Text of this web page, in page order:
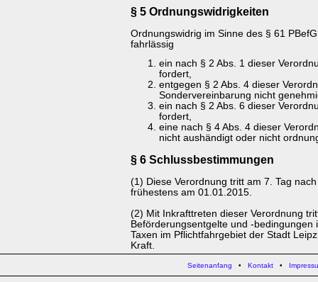
§ 5 Ordnungswidrigkeiten
Ordnungswidrig im Sinne des § 61
fahrlässig
ein nach § 2 Abs. 1 dieser
fordert,
entgegen § 2 Abs. 4 dieser
Sondervereinbarung nicht
ein nach § 2 Abs. 6 dieser
fordert,
eine nach § 4 Abs. 4 dieser
nicht aushändigt oder nicht
§ 6 Schlussbestimmungen
(1) Diese Verordnung tritt am 7. Tag
frühestens am 01.01.2015.
(2) Mit Inkrafttreten dieser Verordnung
Beförderungsentgelte und -bedingungen
Taxen im Pflichtfahrgebiet der Stadt
Kraft.
Seitenanfang • Kontakt•